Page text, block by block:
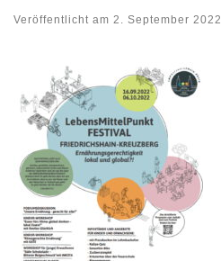
Veröffentlicht am 2. September 2022